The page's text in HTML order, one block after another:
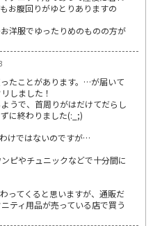
お腹回りがゆとりありますの
洋服でゆったりめのものの方が
たことがあります。…が届いて
しました！
うで、首周りがはだけてだらし
に終わりました(:_;)
けではないのですが…
ピやチュニックなどで十分間に
ってくると思いますが、通販だ
ティ用品が売っている店で買う